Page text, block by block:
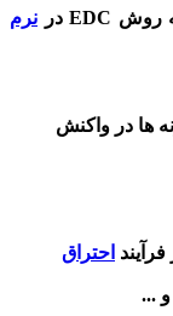
نرم
احتراق